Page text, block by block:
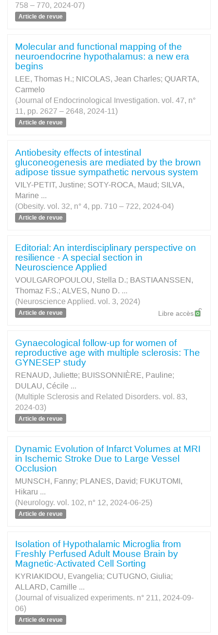
758 – 770, 2024-07)
Article de revue
Molecular and functional mapping of the
neuroendocrine hypothalamus: a new era
begins
LEE, Thomas H.; NICOLAS, Jean Charles; QUARTA,
Carmelo
(Journal of Endocrinological Investigation. vol. 47, n°
11, pp. 2627 – 2648, 2024-11)
Article de revue
Antiobesity effects of intestinal
gluconeogenesis are mediated by the brown
adipose tissue sympathetic nervous system
VILY-PETIT, Justine; SOTY-ROCA, Maud; SILVA,
Marine ...
(Obesity. vol. 32, n° 4, pp. 710 – 722, 2024-04)
Article de revue
Editorial: An interdisciplinary perspective on
resilience - A special section in
Neuroscience Applied
VOULGAROPOULOU, Stella D.; BASTIAANSSEN,
Thomaz F.S.; ALVES, Nuno D. ...
(Neuroscience Applied. vol. 3, 2024)
Article de revue Libre accès
Gynaecological follow-up for women of
reproductive age with multiple sclerosis: The
GYNESEP study
RENAUD, Juliette; BUISSONNIÈRE, Pauline;
DULAU, Cécile ...
(Multiple Sclerosis and Related Disorders. vol. 83,
2024-03)
Article de revue
Dynamic Evolution of Infarct Volumes at MRI
in Ischemic Stroke Due to Large Vessel
Occlusion
MUNSCH, Fanny; PLANES, David; FUKUTOMI,
Hikaru ...
(Neurology. vol. 102, n° 12, 2024-06-25)
Article de revue
Isolation of Hypothalamic Microglia from
Freshly Perfused Adult Mouse Brain by
Magnetic-Activated Cell Sorting
KYRIAKIDOU, Evangelia; CUTUGNO, Giulia;
ALLARD, Camille ...
(Journal of visualized experiments. n° 211, 2024-09-
06)
Article de revue